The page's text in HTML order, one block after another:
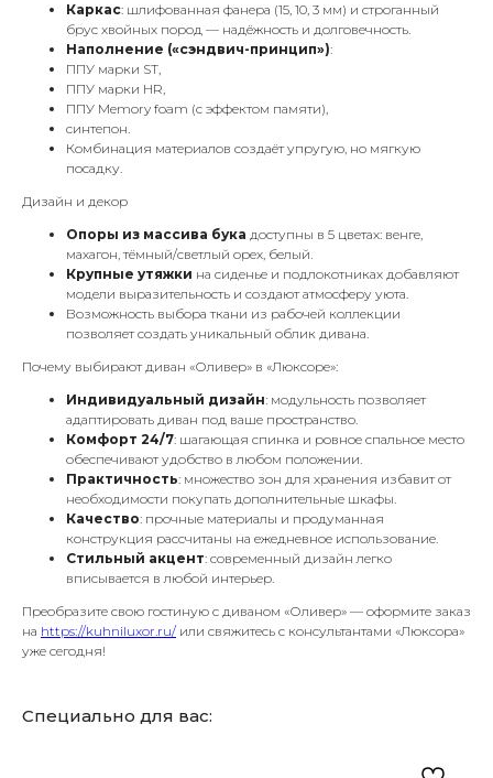
Каркас: шлифованная фанера (15, 10, 3 мм) и строганный
брус хвойных пород — надёжность и долговечность.
Наполнение («сэндвич-принцип»):
ППУ марки ST,
ППУ марки HR,
ППУ Memory foam (с эффектом памяти),
синтепон.
Комбинация материалов создаёт упругую, но мягкую
посадку.
Дизайн и декор
Опоры из массива бука доступны в 5 цветах: венге,
махагон, тёмный/светлый орех, белый.
Крупные утяжки на сиденье и подлокотниках добавляют
модели выразительность и создают атмосферу уюта.
Возможность выбора ткани из рабочей коллекции
позволяет создать уникальный облик дивана.
Почему выбирают диван «Оливер» в «Люксоре»:
Индивидуальный дизайн: модульность позволяет
адаптировать диван под ваше пространство.
Комфорт 24/7: шагающая спинка и ровное спальное место
обеспечивают удобство в любом положении.
Практичность: множество зон для хранения избавит от
необходимости покупать дополнительные шкафы.
Качество: прочные материалы и продуманная
конструкция рассчитаны на ежедневное использование.
Стильный акцент: современный дизайн легко
вписывается в любой интерьер.
Преобразите свою гостиную с диваном «Оливер» — оформите заказ
на https://kuhniluxor.ru/ или свяжитесь с консультантами «Люксора»
уже сегодня!
Специально для вас: